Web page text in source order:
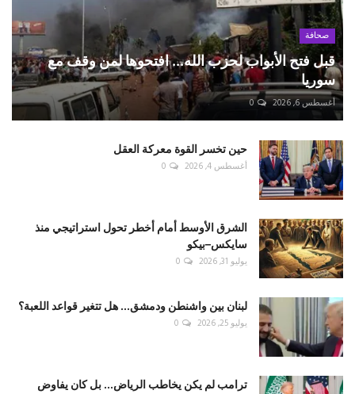
صحافة
قبل فتح الأبواب لحزب الله... افتحوها لمن وقف مع
سوريا
أغسطس 6, 2026 0
حين تخسر القوة معركة العقل
أغسطس 4, 2026 0
الشرق الأوسط أمام أخطر تحول استراتيجي منذ
سايكس–بيكو
يوليو 31, 2026 0
لبنان بين واشنطن ودمشق... هل تتغير قواعد اللعبة؟
يوليو 25, 2026 0
ترامب لم يكن يخاطب الرياض... بل كان يفاوض